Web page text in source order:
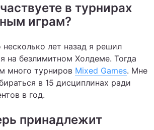
в турнирах
играм?
лет назад я решил
на безлимитном Холдеме. Тогда
много турниров Mixed Games. Мне
в 15 дисциплинах ради
в год.
принадлежит